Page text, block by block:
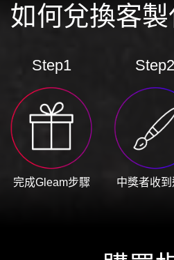
如何兌換客
Step1
完成Gleam步驟
Step2
中獎者收